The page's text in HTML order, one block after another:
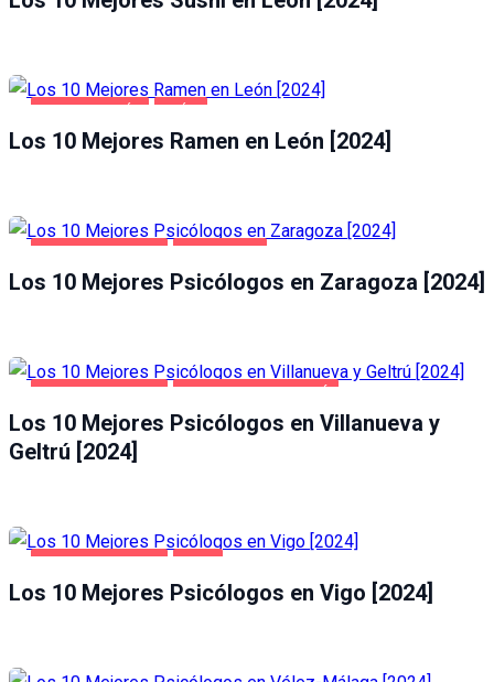
Los 10 Mejores Ramen en León [2024]
Los 10 Mejores Psicólogos en Zaragoza [2024]
Los 10 Mejores Psicólogos en Villanueva y
Geltrú [2024]
Los 10 Mejores Psicólogos en Vigo [2024]